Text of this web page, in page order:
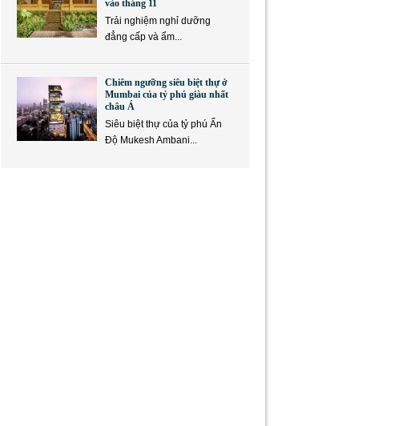
vào tháng 11
Trải nghiệm nghỉ dưỡng
đẳng cấp và ẩm...
Chiêm ngưỡng siêu biệt thự ở
Mumbai của tỷ phú giàu nhất
châu Á
Siêu biệt thự của tỷ phú Ấn
Độ Mukesh Ambani...